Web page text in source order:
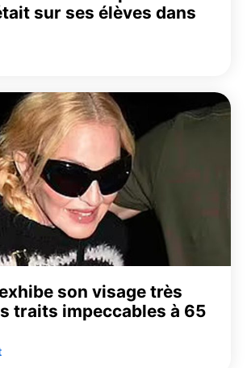
sur ses élèves dans
son visage très
traits impeccables à 65